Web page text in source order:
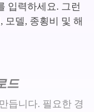
입력하세요. 그런
모델, 종횡비 및 해
드
듭니다. 필요한 경